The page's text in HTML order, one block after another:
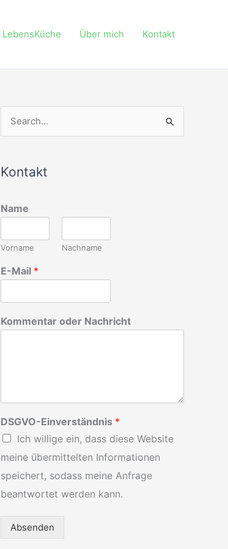
LebensKüche Über mich Kontakt
h
n
a
c
Kontakt
Name
Vorname Nachname
E-Mail *
Kommentar oder Nachricht
DSGVO-Einverständnis *
Ich willige ein, dass diese Website
meine übermittelten Informationen
speichert, sodass meine Anfrage
beantwortet werden kann.
Absenden